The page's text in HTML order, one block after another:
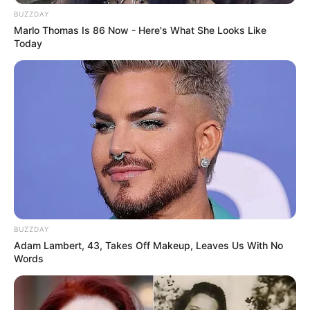
ablakon. Zsenya ijedtében felugrott. Sztyepan feje
megjelent az ablakban.
– Miért félsz ennyire? Készülj, megyünk horgászni.
Hoztam neked egy horgászbotot.
Zsenya halkan nevetett. Ugyanígy, több mint húsz
évvel ezelőtt, felkeltette, hogy horgászni menjen.
Akár akarta, akár nem, neki mindegy volt. Kimászott
az ablakon, és hozzápréselte magát.
Komolyan nézett rá.
BUZZDAY
Marlo Thomas Is 86 Now - Here's What She Looks Like
Today
BUZZDAY
Adam Lambert, 43, Takes Off Makeup, Leaves Us With No
Words